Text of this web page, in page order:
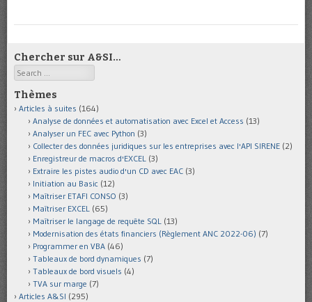
Chercher sur A&SI…
Search
Thèmes
Articles à suites (164)
Analyse de données et automatisation avec Excel et Access (13)
Analyser un FEC avec Python (3)
Collecter des données juridiques sur les entreprises avec l'API SIRENE (2)
Enregistreur de macros d'EXCEL (3)
Extraire les pistes audio d'un CD avec EAC (3)
Initiation au Basic (12)
Maîtriser ETAFI CONSO (3)
Maîtriser EXCEL (65)
Maîtriser le langage de requête SQL (13)
Modernisation des états financiers (Règlement ANC 2022-06) (7)
Programmer en VBA (46)
Tableaux de bord dynamiques (7)
Tableaux de bord visuels (4)
TVA sur marge (7)
Articles A&SI (295)